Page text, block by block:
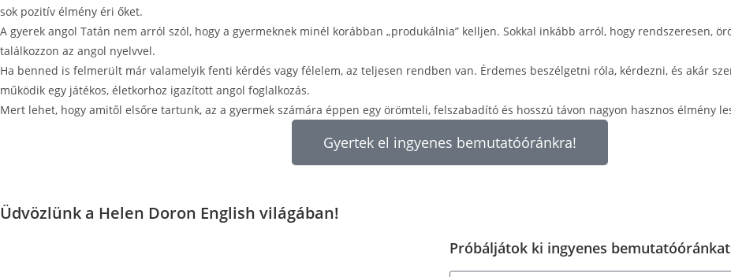
sok pozitív élmény éri őket.
A gyerek angol Tatán nem arról szól, hogy a gyermeknek minél korábban „produkálnia” kelljen. Sokkal inkább arról, hogy rendszeresen,
találkozzon az angol nyelvvel.
Ha benned is felmerült már valamelyik fenti kérdés vagy félelem, az teljesen rendben van. Érdemes beszélgetni róla, kérdezni, és akár
működik egy játékos, életkorhoz igazított angol foglalkozás.
Mert lehet, hogy amitől elsőre tartunk, az a gyermek számára éppen egy örömteli, felszabadító és hosszú távon nagyon hasznos élmény
Gyertek el ingyenes bemutatóóránkra!
Üdvözlünk a Helen Doron English világában!
Próbáljátok ki ingyenes